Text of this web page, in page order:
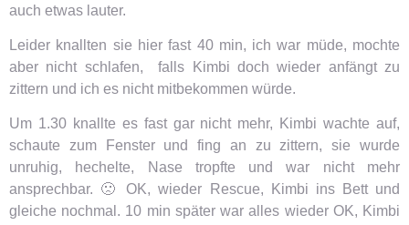
auch etwas lauter.
Leider knallten sie hier fast 40 min, ich war müde, mochte
aber nicht schlafen, falls Kimbi doch wieder anfängt zu
zittern und ich es nicht mitbekommen würde.
Um 1.30 knallte es fast gar nicht mehr, Kimbi wachte auf,
schaute zum Fenster und fing an zu zittern, sie wurde
unruhig, hechelte, Nase tropfte und war nicht mehr
ansprechbar. 🙁 OK, wieder Rescue, Kimbi ins Bett und
gleiche nochmal. 10 min später war alles wieder OK, Kimbi